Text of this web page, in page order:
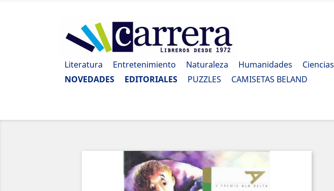
Literatura
Entretenimiento Naturaleza Humanidades Ciencias
NOVEDADES
EDITORIALES PUZZLES CAMISETAS BELAND